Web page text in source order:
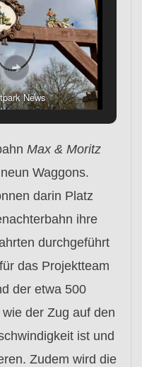
News
Max & Moritz
Waggons.
darin Platz
ihre
durchgeführt
das Projektteam
der etwa 500
der Zug auf den
ist und
Zudem wird die